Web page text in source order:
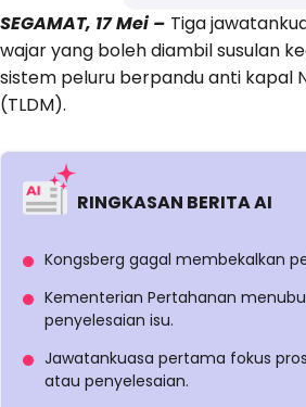
SEGAMAT, 17 Mei – Tiga
wajar yang boleh diambil susulan
sistem peluru berpandu anti kapal
(TLDM).
RINGKASAN BERITA AI
Kongsberg gagal membekalkan
Kementerian Pertahanan
penyelesaian isu.
Jawatankuasa pertama fokus
atau penyelesaian.